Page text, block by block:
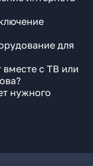
для
с ТВ или
нужного